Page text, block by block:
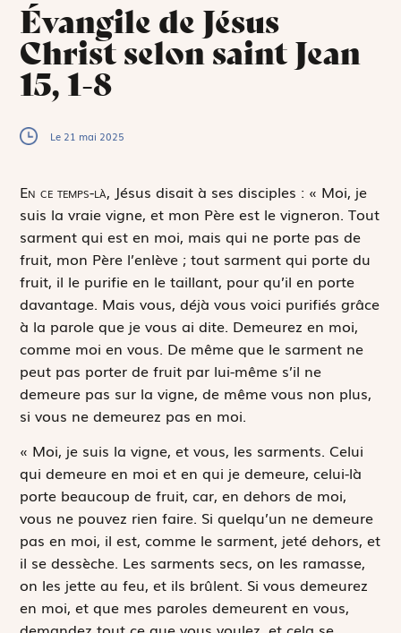
Évangile de Jésus
Christ selon saint Jean
15, 1-8
Le 21 mai 2025
En ce temps-là, Jésus disait à ses disciples : « Moi, je
suis la vraie vigne, et mon Père est le vigneron. Tout
sarment qui est en moi, mais qui ne porte pas de
fruit, mon Père l’enlève ; tout sarment qui porte du
fruit, il le purifie en le taillant, pour qu’il en porte
davantage. Mais vous, déjà vous voici purifiés grâce
à la parole que je vous ai dite. Demeurez en moi,
comme moi en vous. De même que le sarment ne
peut pas porter de fruit par lui-même s’il ne
demeure pas sur la vigne, de même vous non plus,
si vous ne demeurez pas en moi.
« Moi, je suis la vigne, et vous, les sarments. Celui
qui demeure en moi et en qui je demeure, celui-là
porte beaucoup de fruit, car, en dehors de moi,
vous ne pouvez rien faire. Si quelqu’un ne demeure
pas en moi, il est, comme le sarment, jeté dehors, et
il se dessèche. Les sarments secs, on les ramasse,
on les jette au feu, et ils brûlent. Si vous demeurez
en moi, et que mes paroles demeurent en vous,